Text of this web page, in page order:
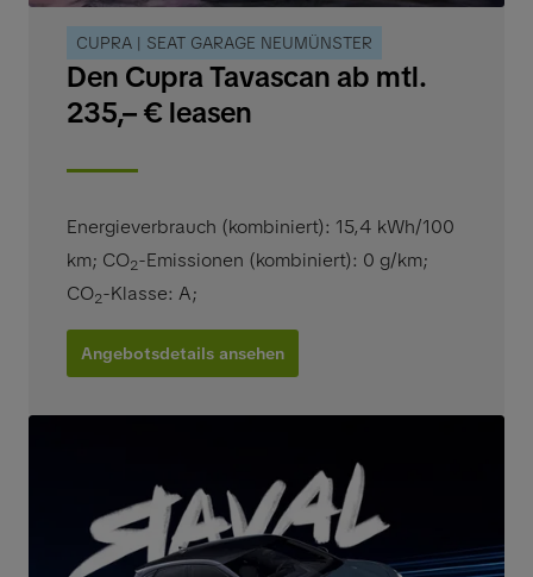
CUPRA | SEAT GARAGE NEUMÜNSTER
Den Cupra Tavascan ab mtl.
235,– € leasen
Energieverbrauch (kombiniert): 15,4 kWh/100
km; CO2-Emissionen (kombiniert): 0 g/km;
CO2-Klasse: A;
Angebotsdetails ansehen